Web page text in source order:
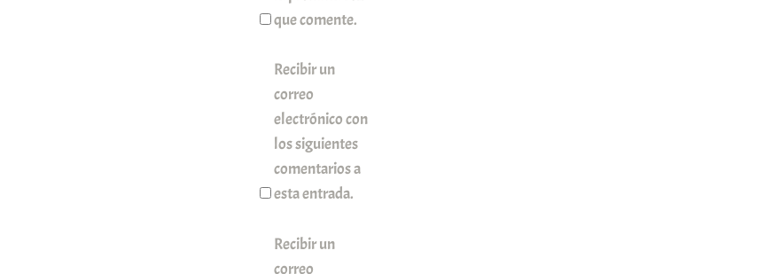
que comente.
Recibir un
correo
electrónico con
los siguientes
comentarios a
esta entrada.
Recibir un
correo